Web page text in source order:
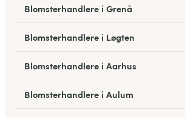
Blomsterhandlere i Grenå
Blomsterhandlere i Løgten
Blomsterhandlere i Aarhus
Blomsterhandlere i Aulum